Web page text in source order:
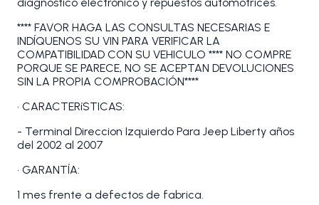
**** FAVOR HAGA LAS CONSULTAS NECESARIAS E
INDÍQUENOS SU VIN PARA VERIFICAR LA
COMPATIBILIDAD CON SU VEHICULO **** NO COMPRE
PORQUE SE PARECE, NO SE ACEPTAN DEVOLUCIONES
SIN LA PROPIA COMPROBACIÓN****
• CARACTERíSTICAS:
- Terminal Direccion Izquierdo Para Jeep Liberty años
del 2002 al 2007
• GARANTÍA:
1 mes frente a defectos de fabrica.